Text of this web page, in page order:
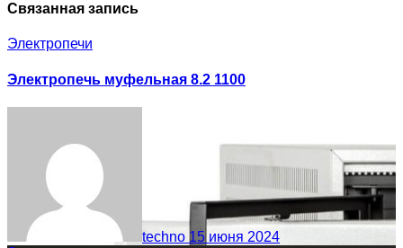
Связанная запись
Электропечи
Электропечь муфельная 8.2 1100
techno 15 июня 2024